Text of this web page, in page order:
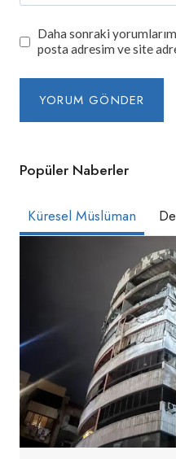
Daha sonraki
posta adresim ve site
Popüler Naberler
Küresel Müslüman